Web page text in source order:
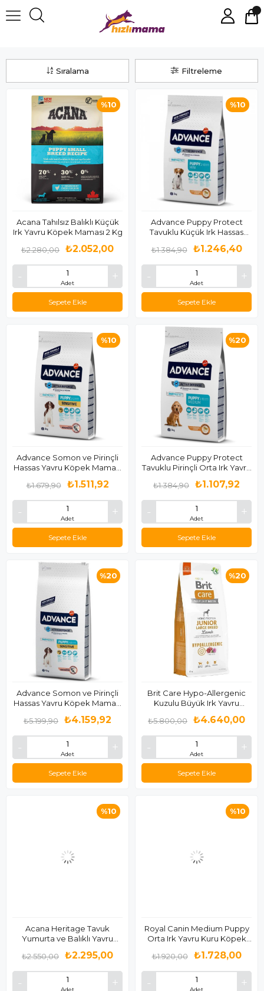
Filtreleme
Sıralama
Acana Tahılsız Balıklı Küçük
Irk Yavru Köpek Maması 2 Kg
Adet
₺2.052,00
₺2.280,00
Sepete Ekle
%10
Advance Puppy Protect
Tavuklu Küçük Irk Hassas
Adet
₺1.246,40
₺1.384,90
Sepete Ekle
%10
Advance Somon ve Pirinçli
Hassas Yavru Köpek Maması
Adet
₺1.511,92
₺1.679,90
Sepete Ekle
%10
Advance Puppy Protect
Tavuklu Pirinçli Orta Irk Yavru
Adet
₺1.107,92
₺1.384,90
Sepete Ekle
%20
Advance Somon ve Pirinçli
Hassas Yavru Köpek Maması
Adet
₺4.159,92
₺5.199,90
Sepete Ekle
%20
Brit Care Hypo-Allergenic
Kuzulu Büyük Irk Yavru
Adet
₺4.640,00
₺5.800,00
Sepete Ekle
%20
Acana Heritage Tavuk
Yumurta ve Balıklı Yavru
₺2.295,00
₺2.550,00
%10
Royal Canin Medium Puppy
Orta Irk Yavru Kuru Köpek
₺1.728,00
₺1.920,00
%10